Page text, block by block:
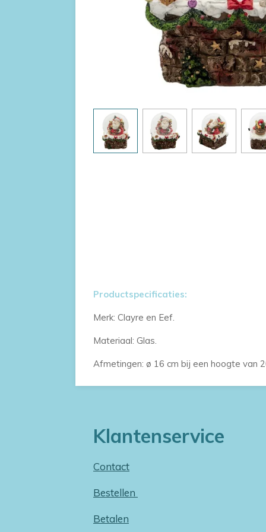
Productspecificaties:
Merk: Clayre en Eef.
Materiaal: Glas.
Afmetingen: ø 16 cm bij een hoogte van
Klantenservice
Contact
Bestellen
Betalen